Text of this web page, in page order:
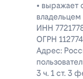
• выражает
ИНН
ОГРН
Адрес:
3 ч. 1 ст. 3